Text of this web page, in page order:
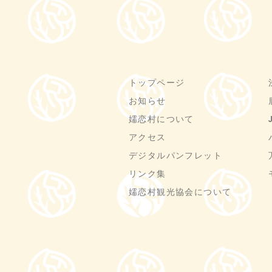
トップページ
お知らせ
嬬恋村について
アクセス
デジタルパンフレット
リンク集
嬬恋村観光協会について